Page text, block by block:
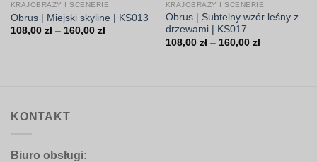
KRAJOBRAZY I SCENERIE
Obrus | Miejski skyline | KS013
108,00 zł – 160,00 złZakres
KRAJOBRAZY I SCENERIE
Obrus | Subtelny wzór leśny z
drzewami | KS017
108,00 zł – 160,00 złZakres
KONTAKT
Biuro obsługi: